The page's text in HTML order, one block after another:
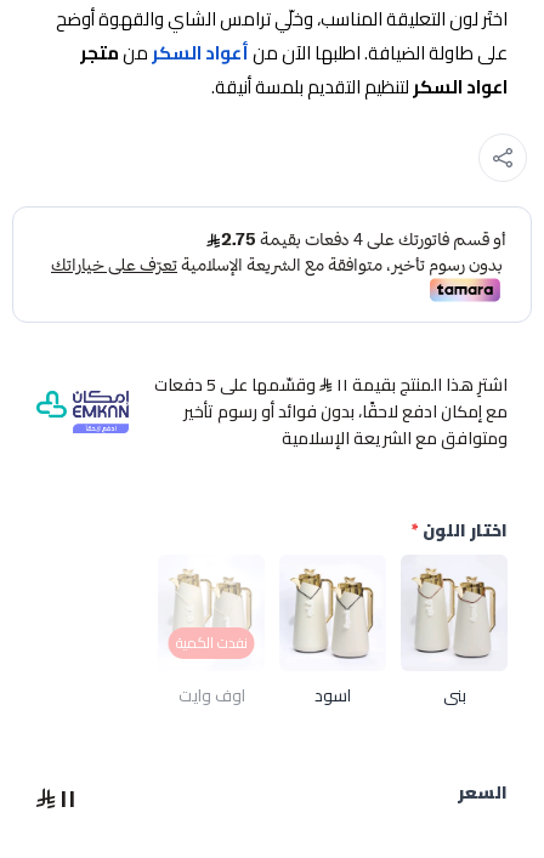
اختَر لون التعليقة المناسب، وخلّي ترامس الشاي والقهوة أوضح
على طاولة الضيافة. اطلبها الآن منأعواد السكرمنمتجر
اعواد السكرلتنظيم التقديم بلمسة أنيقة.
اشترِ هذا المنتج بقيمة ١١
وقسّمها على 5 دفعات
مع إمكان ادفع لاحقًا، بدون فوائد أو رسوم تأخير
ومتوافق مع الشريعة الإسلامية
اختار اللون*
بني اسود
نفدت الكمية
اوف وايت
السعر ١١